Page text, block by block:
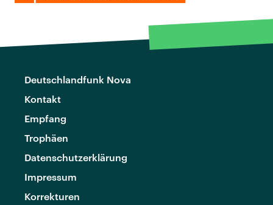
Deutschlandfunk Nova
Kontakt
Empfang
Trophäen
Datenschutzerklärung
Impressum
Korrekturen